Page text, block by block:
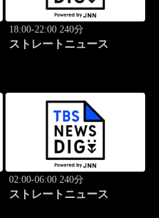
18:00-22:00 240分
ストレートニュース
02:00-06:00 240分
ストレートニュース